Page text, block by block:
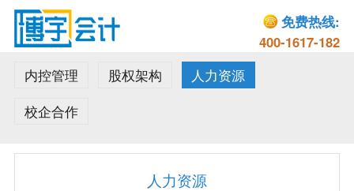
免费热线:
400-1617-182
内控管理
股权架构
人力资源
校企合作
人力资源